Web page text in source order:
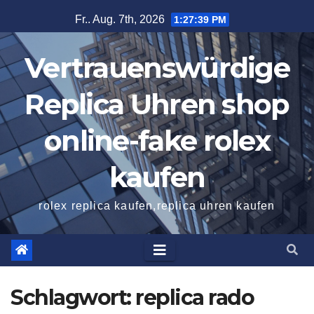
Inhalt
springen
Fr.. Aug. 7th, 2026 1:27:39 PM
Vertrauenswürdige
Replica Uhren shop
online-fake rolex
kaufen
rolex replica kaufen,replica uhren kaufen
Schlagwort: replica rado